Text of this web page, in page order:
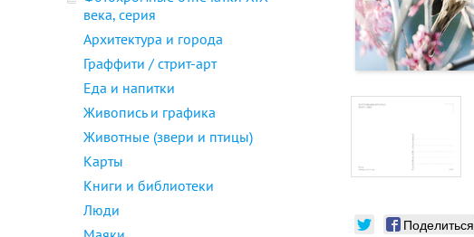
века, серия
Архитектура и города
Граффити / стрит-арт
Еда и напитки
Живопись и графика
Животные (звери и птицы)
Карты
Книги и библиотеки
Люди
Поделиться